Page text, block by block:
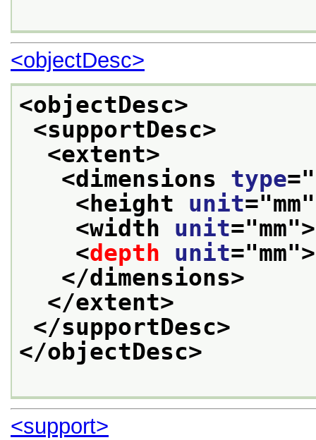
<objectDesc>
<objectDesc>
<supportDesc>
<extent>
<dimensions type="
<height unit="mm
<width unit="mm">
<depth unit="mm">
</dimensions>
</extent>
</supportDesc>
</objectDesc>
<support>